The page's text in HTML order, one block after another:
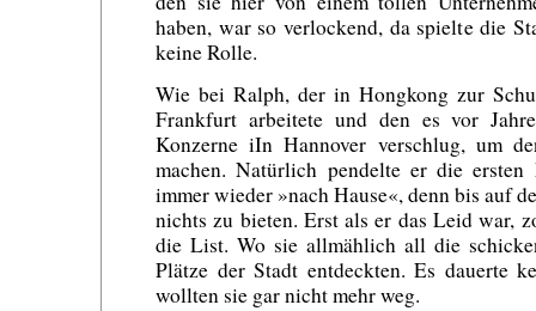
haben, war so verlockend, da spielte die
keine Rolle.
Wie bei Ralph, der in Hongkong zur
Frankfurt arbeitete und den es vor
Konzerne iIn Hannover verschlug, um
machen. Natürlich pendelte er die ersten
immer wieder »nach Hause«, denn bis auf
nichts zu bieten. Erst als er das Leid war,
die List. Wo sie allmählich all die
Plätze der Stadt entdeckten. Es dauerte
wollten sie gar nicht mehr weg.